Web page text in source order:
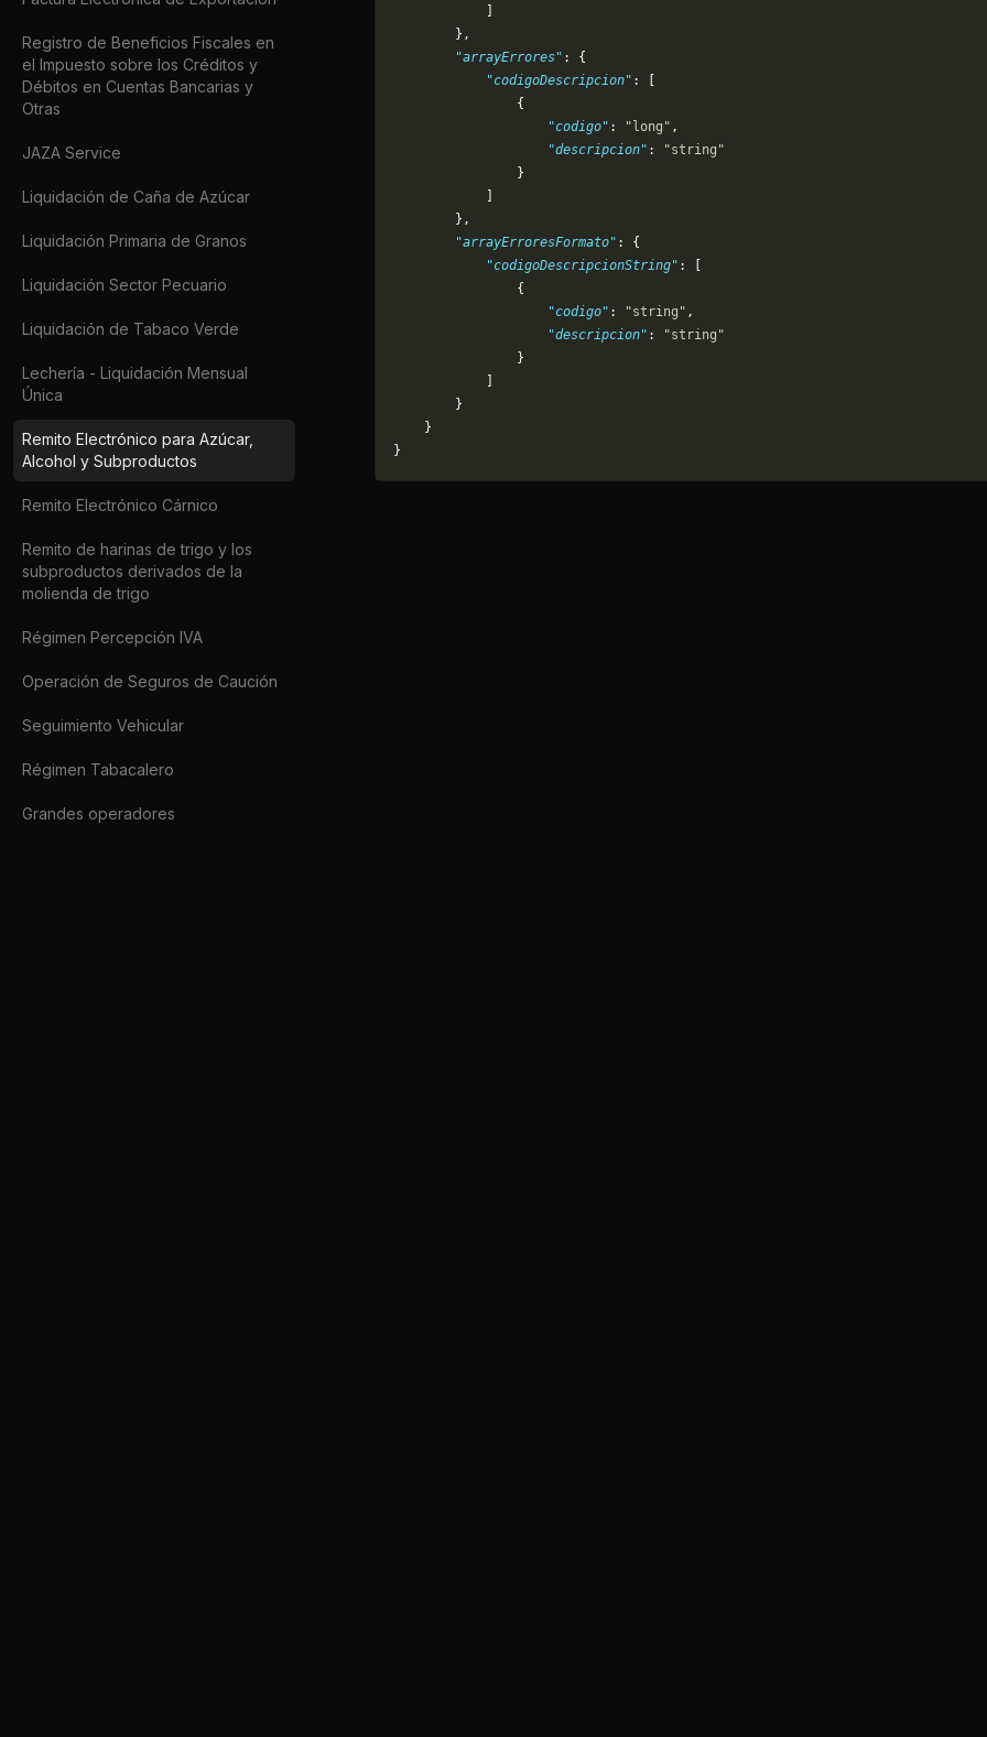
Registro de Beneficios Fiscales en
el Impuesto sobre los Créditos y
Débitos en Cuentas Bancarias y
Otras
JAZA Service
Liquidación de Caña de Azúcar
Liquidación Primaria de Granos
Liquidación Sector Pecuario
Liquidación de Tabaco Verde
Lechería - Liquidación Mensual
Única
Remito Electrónico para Azúcar,
Alcohol y Subproductos
Remito Electrónico Cárnico
Remito de harinas de trigo y los
subproductos derivados de la
molienda de trigo
Régimen Percepción IVA
Operación de Seguros de Caución
Seguimiento Vehicular
Régimen Tabacalero
Grandes operadores
        },
        "arrayErrores"
: {
            "codigoDescripcion"
: [
                {
                    "codigo"
: "long" ,
                    "descripcion"
:
"string"
                }
        },
        "arrayErroresFormato"
: {
            "codigoDescripcionString"
: [
                {
                    "codigo"
: "string" ,
                    "descripcion"
:
"string"
                }
        }
    }
}